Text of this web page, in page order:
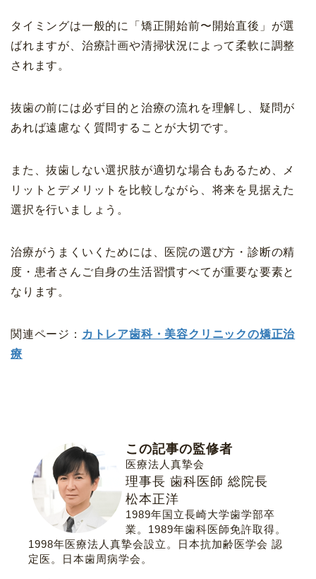
タイミングは一般的に「矯正開始前〜開始直後」が選
ばれますが、治療計画や清掃状況によって柔軟に調整
されます。
抜歯の前には必ず目的と治療の流れを理解し、疑問が
あれば遠慮なく質問することが大切です。
また、抜歯しない選択肢が適切な場合もあるため、メ
リットとデメリットを比較しながら、将来を見据えた
選択を行いましょう。
治療がうまくいくためには、医院の選び方・診断の精
度・患者さんご自身の生活習慣すべてが重要な要素と
なります。
関連ページ： カトレア歯科・美容クリニックの矯正治
療
この記事の監修者
医療法人真摯会
理事長 歯科医師 総院長
松本正洋
1989年国立長崎大学歯学部卒
業。1989年歯科医師免許取得。
1998年医療法人真摯会設立。
日本抗加齢医学会 認
定医 。 日本歯周病学会 。